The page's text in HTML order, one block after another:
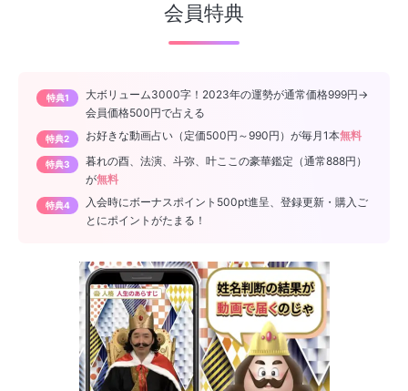
会員特典
特典1
大ボリューム3000字！2023年の運勢が通常価格999円→
会員価格500円で占える
特典2 お好きな動画占い（定価500円～990円）が毎月1本無料
特典3
暮れの酉、法演、斗弥、叶ここの豪華鑑定（通常888円）
が無料
特典4
入会時にボーナスポイント500pt進呈、登録更新・購入ご
とにポイントがたまる！